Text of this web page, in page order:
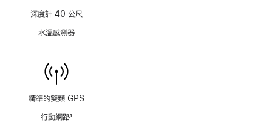
深度計 40 公尺
水溫感測器
精準的雙頻 GPS
行動網路1